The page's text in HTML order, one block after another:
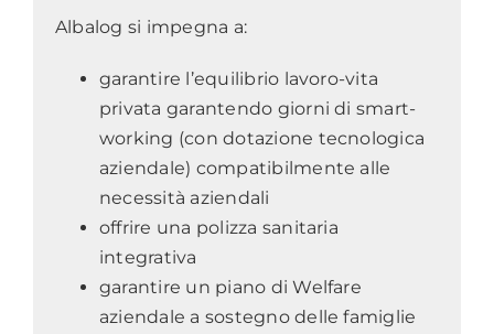
Albalog si impegna a:
garantire l’equilibrio lavoro-vita
privata garantendo giorni di smart-
working (con dotazione tecnologica
aziendale) compatibilmente alle
necessità aziendali
offrire una polizza sanitaria
integrativa
garantire un piano di Welfare
aziendale a sostegno delle famiglie